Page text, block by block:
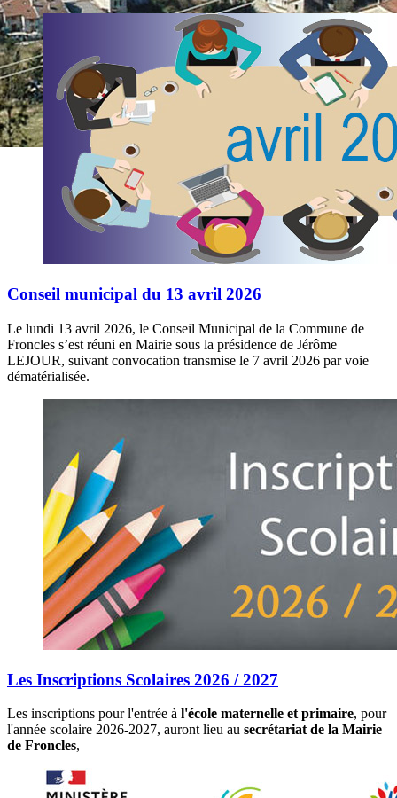
Conseil municipal du 13 avril 2026
Le lundi 13 avril 2026, le Conseil Municipal de la Commune de
Froncles s’est réuni en Mairie sous la présidence de Jérôme
LEJOUR, suivant convocation transmise le 7 avril 2026 par voie
dématérialisée.
Les Inscriptions Scolaires 2026 / 2027
Les inscriptions pour l'entrée à l'école maternelle et primaire, pour
l'année scolaire 2026-2027, auront lieu au secrétariat de la Mairie
de Froncles,